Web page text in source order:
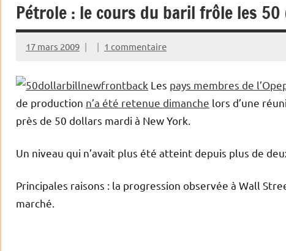
Pétrole : le cours du baril frôle les
17 mars 2009 1 commentaire
Les pays membres de
de production n’a été retenue dimanche lors d’une
près de 50 dollars mardi à New York.
Un niveau qui n’avait plus été atteint depuis plus de
Principales raisons : la progression observée à Wall
marché.